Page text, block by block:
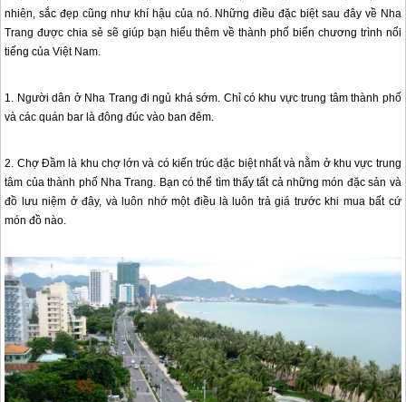
nhiên, sắc đẹp cũng như khí hậu của nó. Những điều đặc biệt sau đây về Nha
Trang được chia sẻ sẽ giúp bạn hiểu thêm về thành phố biển chương trình nổi
tiếng của Việt Nam.
1. Người dân ở Nha Trang đi ngủ khá sớm. Chỉ có khu vực trung tâm thành phố
và các quán bar là đông đúc vào ban đêm.
2. Chợ Đầm là khu chợ lớn và có kiến trúc đặc biệt nhất và nằm ở khu vực trung
tâm của thành phố Nha Trang. Bạn có thể tìm thấy tất cả những món đặc sản và
đồ lưu niệm ở đây, và luôn nhớ một điều là luôn trả giá trước khi mua bất cứ
món đồ nào.